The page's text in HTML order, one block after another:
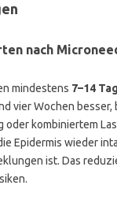
nach
mindestens 7–14
vier Wochen besser,
oder kombiniertem
Epidermis wieder
ist. Das